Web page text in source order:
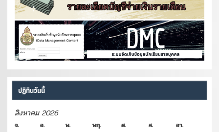
ปฏิทินวันนี้
สิงหาคม 2026
จ. อ. พ. พฤ. ศ. ส. อา.